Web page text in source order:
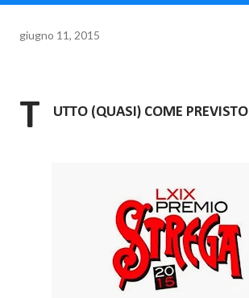
giugno 11, 2015
T UTTO (QUASI) COME PREVISTO